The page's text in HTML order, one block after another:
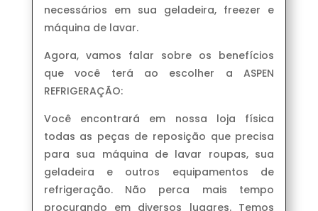
necessários em sua geladeira, freezer e
máquina de lavar.
Agora, vamos falar sobre os benefícios
que você terá ao escolher a ASPEN
REFRIGERAÇÃO:
Você encontrará em nossa loja física
todas as peças de reposição que precisa
para sua máquina de lavar roupas, sua
geladeira e outros equipamentos de
refrigeração. Não perca mais tempo
procurando em diversos lugares. Temos